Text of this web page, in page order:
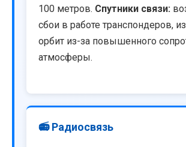
100 метров. Спутники связи:
сбои в работе транспондеров,
орбит из-за повышенного
атмосферы.
📻 Радиосвязь